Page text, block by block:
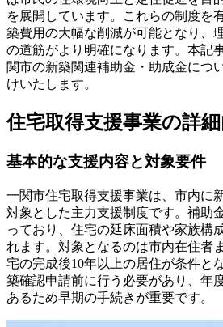
を展開しています。これらの制度を
築費用の大幅な削減が可能となり、
の道筋がより明確になります。本記
関市の新築関連補助金・助成金につ
けいたします。
住宅取得支援事業の詳
基本的な支援内容と対象要件
一関市住宅取得支援事業は、市内に
対象とした主力支援制度です。補助
っており、住宅の延床面積や家族構
れます。対象となるのは市内在住者
宅の完成後10年以上の居住が条件と
築確認申請前に行う必要があり、年
あるため早期の手続きが重要です。